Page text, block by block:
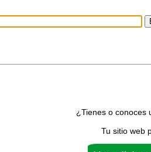
¿Tienes o conoces
Tu sitio web